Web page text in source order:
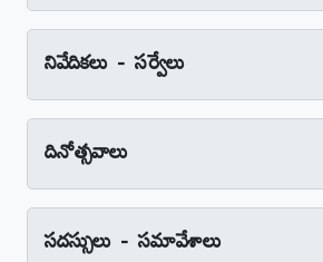
నివేదికలు - సర్వేలు
దినోత్సవాలు
సదస్సులు - సమావేశాలు